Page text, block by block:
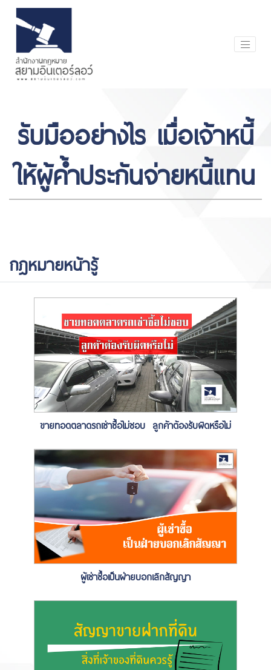
รับมืออย่างไร เมื่อเจ้าหนี้
ให้ผู้ค้ำประกันจ่ายหนี้แทน
กฎหมายหน้ารู้
ขายทอดตลาดรถเช่าซื้อไม่ชอบ ลูกค้าต้องรับผิดหรือไม่
ผู้เช่าซื้อเป็นฝ่ายบอกเลิกสัญญา